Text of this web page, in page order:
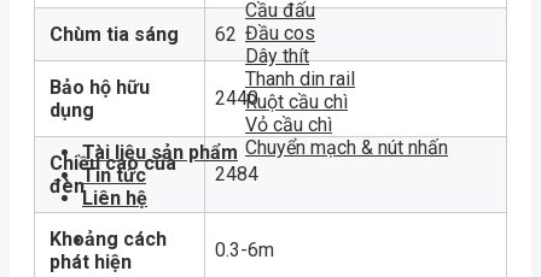
Cầu đấu
Đầu cos
Dây thít
Thanh din rail
Ruột cầu chì
Vỏ cầu chì
Chuyển mạch & nút nhấn
Tài liệu sản phẩm
Tin tức
Liên hệ
Chùm tia sáng 62
Bảo hộ hữu
dụng
2440
Chiều cao của
đèn
2484
Khoảng cách
phát hiện
0.3-6m